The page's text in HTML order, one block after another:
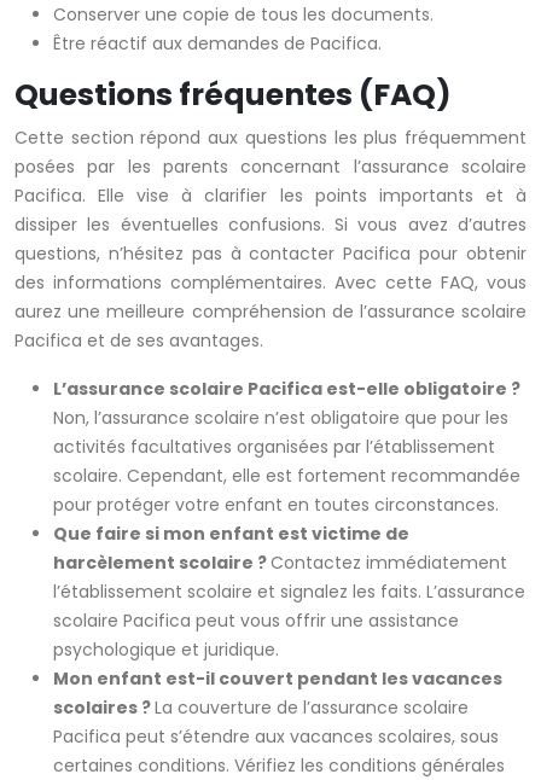
Conserver une copie de tous les documents.
Être réactif aux demandes de Pacifica.
Questions fréquentes (FAQ)
Cette section répond aux questions les plus fréquemment
posées par les parents concernant l’assurance scolaire
Pacifica. Elle vise à clarifier les points importants et à
dissiper les éventuelles confusions. Si vous avez d’autres
questions, n’hésitez pas à contacter Pacifica pour obtenir
des informations complémentaires. Avec cette FAQ, vous
aurez une meilleure compréhension de l’assurance scolaire
Pacifica et de ses avantages.
L’assurance scolaire Pacifica est-elle obligatoire ?
Non, l’assurance scolaire n’est obligatoire que pour les
activités facultatives organisées par l’établissement
scolaire. Cependant, elle est fortement recommandée
pour protéger votre enfant en toutes circonstances.
Que faire si mon enfant est victime de
harcèlement scolaire ?Contactez immédiatement
l’établissement scolaire et signalez les faits. L’assurance
scolaire Pacifica peut vous offrir une assistance
psychologique et juridique.
Mon enfant est-il couvert pendant les vacances
scolaires ?La couverture de l’assurance scolaire
Pacifica peut s’étendre aux vacances scolaires, sous
certaines conditions. Vérifiez les conditions générales